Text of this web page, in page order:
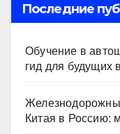
Последние
Обучение в
гид для будущих
Китая в Россию: